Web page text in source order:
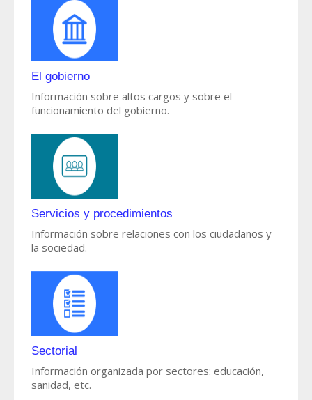
El gobierno
Información sobre altos cargos y sobre el
funcionamiento del gobierno.
Servicios y procedimientos
Información sobre relaciones con los ciudadanos y
la sociedad.
Sectorial
Información organizada por sectores: educación,
sanidad, etc.